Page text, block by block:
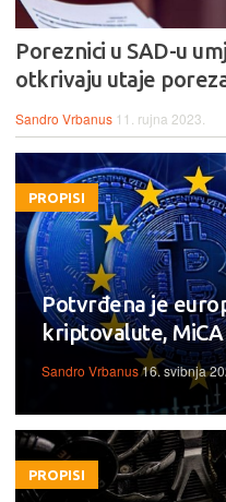
Poreznici u SAD-u
otkrivaju utaje
Sandro Vrbanus 11. rujna 2023.
PROPISI
Potvrđena je
kriptovalute, MiCA
Sandro Vrbanus16. svibnja
PROPISI